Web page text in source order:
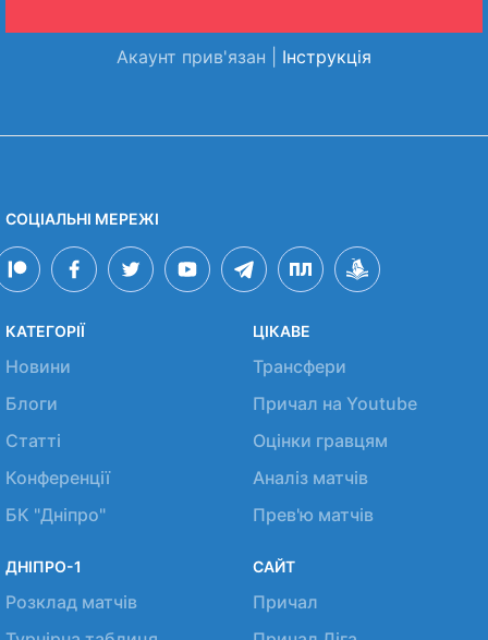
Акаунт прив'язан | Інструкція
СОЦІАЛЬНІ МЕРЕЖІ
КАТЕГОРІЇ
Новини
Блоги
Статті
Конференції
БК "Дніпро"
ЦІКАВЕ
Трансфери
Причал на Youtube
Оцінки гравцям
Аналіз матчів
Прев'ю матчів
ДНІПРО-1
Розклад матчів
САЙТ
Причал